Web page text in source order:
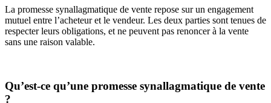
La promesse synallagmatique de vente repose sur un engagement
mutuel entre l’acheteur et le vendeur. Les deux parties sont tenues de
respecter leurs obligations, et ne peuvent pas renoncer à la vente
sans une raison valable.
Qu’est-ce qu’une promesse synallagmatique de vente
?